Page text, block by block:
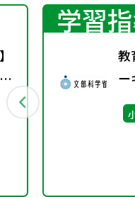
学習
教
ー